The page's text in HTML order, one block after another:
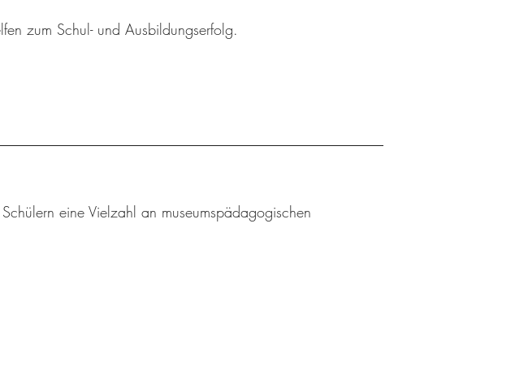
zum Schul- und Ausbildungserfolg.
eine Vielzahl an museumspädagogischen